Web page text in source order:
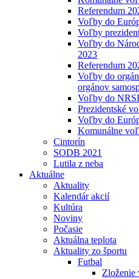
Referendum
Voľby do
Voľby
Voľby do
2023
Referendum
Voľby do
orgánov
Voľby do
Prezidentské
Voľby do
Komunálne
Cintorín
SODB 2021
Lutila z neba
Aktuálne
Aktuality
Kalendár akcií
Kultúra
Noviny
Počasie
Aktuálna teplota
Aktuality zo športu
Futbal
Zloženie